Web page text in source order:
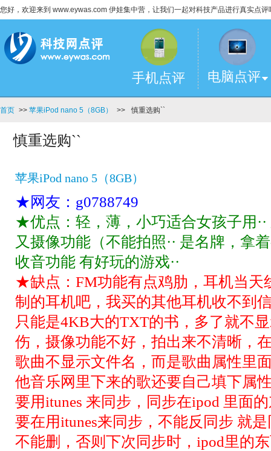
您好，欢迎来到 www.eywas.com 伊娃集中营，让我们一起对科技产品进行真实点评
手机点评 电脑点评
首页 >> 苹果iPod nano 5（8GB） >> 慎重选购``
慎重选购``
苹果iPod nano 5（8GB）
★网友：g0788749
★优点：轻，薄，小巧适合女孩子用··
又摄像功能（不能拍照·· 是名牌，拿
收音功能 有好玩的游戏··
★缺点：FM功能有点鸡肋，耳机当天
制的耳机吧，我买的其他耳机收不到
只能是4KB大的TXT的书，多了就不
伤，摄像功能不好，拍出来不清晰，
歌曲不显示文件名，而是歌曲属性里
他音乐网里下来的歌还要自己填下属
要用itunes 来同步，同步在ipod 里面
要在用itunes来同步，不能反同步 就
不能删，否则下次同步时，ipod里的